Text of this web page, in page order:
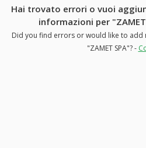
Hai trovato errori o vuoi
informazioni per "ZAMET
Did you find errors or would like to
"ZAMET SPA"? -